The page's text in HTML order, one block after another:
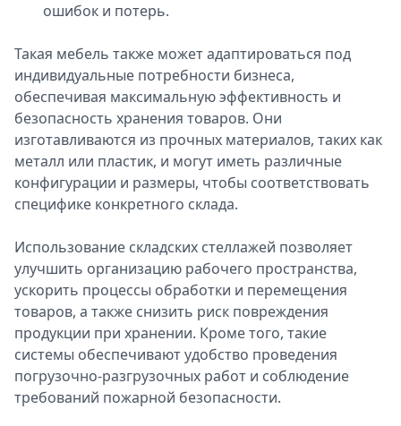
ошибок и потерь.
Такая мебель также может адаптироваться под
индивидуальные потребности бизнеса,
обеспечивая максимальную эффективность и
безопасность хранения товаров. Они
изготавливаются из прочных материалов, таких как
металл или пластик, и могут иметь различные
конфигурации и размеры, чтобы соответствовать
специфике конкретного склада.
Использование складских стеллажей позволяет
улучшить организацию рабочего пространства,
ускорить процессы обработки и перемещения
товаров, а также снизить риск повреждения
продукции при хранении. Кроме того, такие
системы обеспечивают удобство проведения
погрузочно-разгрузочных работ и соблюдение
требований пожарной безопасности.